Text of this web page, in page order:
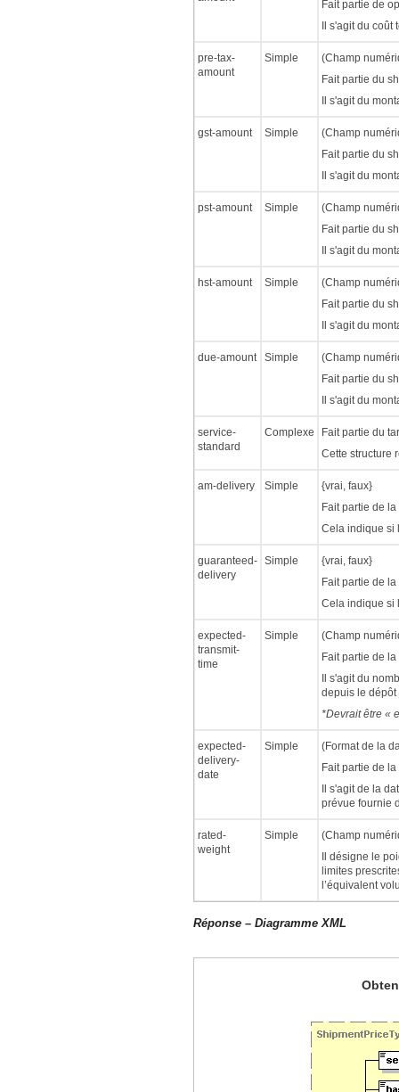
Fait partie de
Il s'agit du
pre-tax-
amount
Simple
(Champ
Fait partie du
Il s'agit du
gst-amount Simple
(Champ
Fait partie du
Il s'agit du
pst-amount Simple
(Champ
Fait partie du
Il s'agit du
hst-amount Simple
(Champ
Fait partie du
Il s'agit du
due-amount Simple
(Champ
Fait partie du
Il s'agit du
service-
standard
Complexe
Fait partie du
Cette structure
am-delivery Simple
{vrai, faux}
Fait partie de
Cela indique si
guaranteed-
delivery
Simple
{vrai, faux}
Fait partie de
Cela indique si
expected-
transmit-
time
Simple
(Champ
Fait partie de
Il s'agit du
depuis le
*Devrait être «
expected-
delivery-
date
Simple
(Format de la
Fait partie de
Il s'agit de la
prévue fournie
rated-
weight
Simple
(Champ
Il désigne le
limites
l’équivalent
Réponse – Diagramme XML